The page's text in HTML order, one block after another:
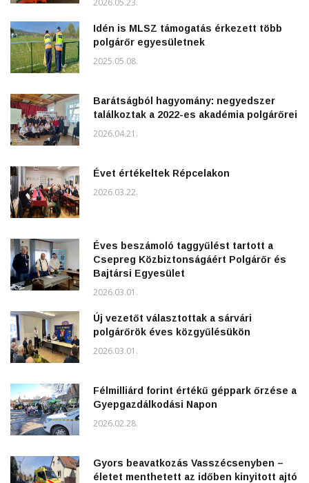
Idén is MLSZ támogatás érkezett több
polgárőr egyesületnek
2025.05.08.
Barátságból hagyomány: negyedszer
találkoztak a 2022-es akadémia polgárőrei
2026.04.21.
Évet értékeltek Répcelakon
2026.03.22.
Éves beszámoló taggyűlést tartott a
Csepreg Közbiztonságáért Polgárőr és
Bajtársi Egyesület
2026.03.01.
Új vezetőt választottak a sárvári
polgárőrök éves közgyűlésükön
2026.03.01.
Félmilliárd forint értékű géppark őrzése a
Gyepgazdálkodási Napon
2026.02.28.
Gyors beavatkozás Vasszécsenyben –
életet menthetett az időben kinyitott ajtó